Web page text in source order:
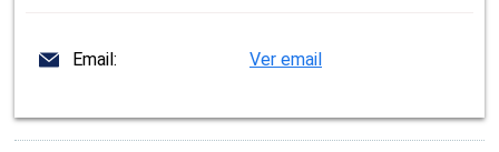
Email: Ver email